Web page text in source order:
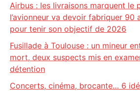
Airbus : les livraisons marquent le
l’avionneur va devoir fabriquer 90
pour tenir son objectif de 2026
Fusillade à Toulouse : un mineur
mort, deux suspects mis en
détention
Concerts, cinéma, brocante… 6